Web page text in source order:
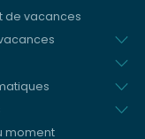
de vacances
moment